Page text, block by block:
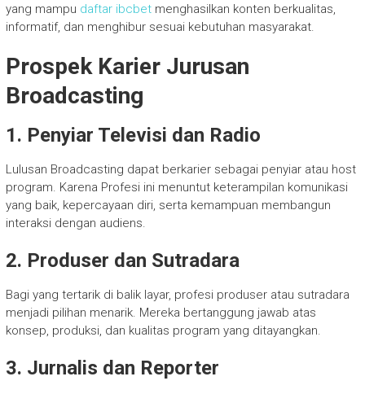
yang mampu daftar ibcbetmenghasilkan konten berkualitas,
informatif, dan menghibur sesuai kebutuhan masyarakat.
Prospek Karier Jurusan
Broadcasting
1. Penyiar Televisi dan Radio
Lulusan Broadcasting dapat berkarier sebagai penyiar atau host
program. Karena Profesi ini menuntut keterampilan komunikasi
yang baik, kepercayaan diri, serta kemampuan membangun
interaksi dengan audiens.
2. Produser dan Sutradara
Bagi yang tertarik di balik layar, profesi produser atau sutradara
menjadi pilihan menarik. Mereka bertanggung jawab atas
konsep, produksi, dan kualitas program yang ditayangkan.
3. Jurnalis dan Reporter